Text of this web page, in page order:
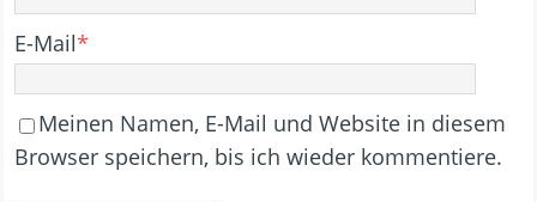
E-Mail*
Meinen Namen, E-Mail und Website in diesem
Browser speichern, bis ich wieder kommentiere.